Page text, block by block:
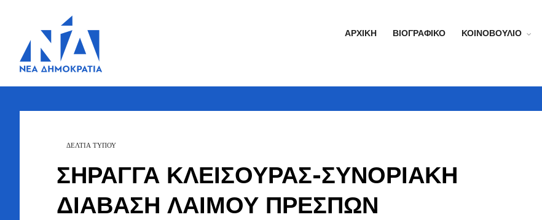
Ζήσης
Τζηκαλάγιας
Καστοριάς
ΑΡΧΙΚΉ ΒΙΟΓΡΑΦΙΚΌ ΚΟΙΝΟΒΟΎΛΙΟ
ΣΗΡΑΓΓΑ ΚΛΕΙΣΟΥΡΑΣ-ΣΥΝΟΡΙΑΚΗ
ΔΙΑΒΑΣΗ ΛΑΙΜΟΥ ΠΡΕΣΠΩΝ
ΔΕΛΤΙΑ ΤΥΠΟΥ